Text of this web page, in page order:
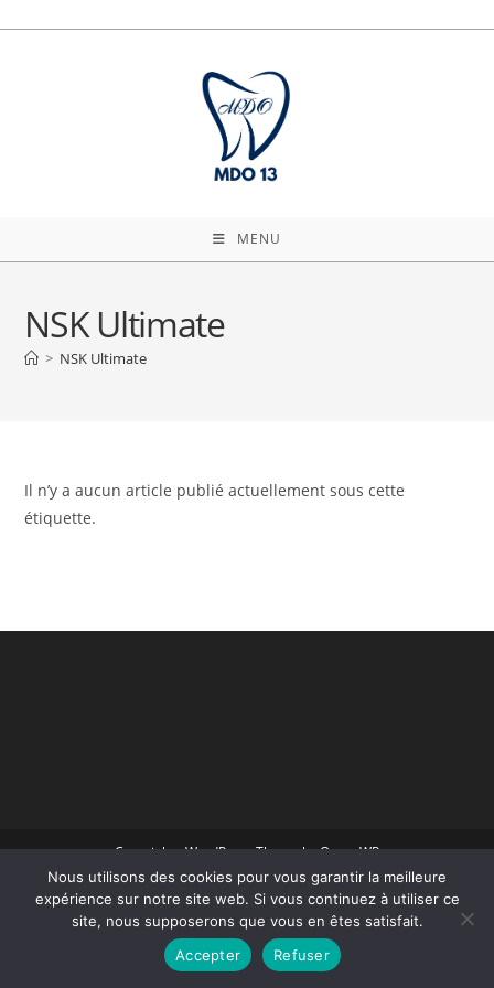
MENU
NSK Ultimate
> NSK Ultimate
Il n’y a aucun article publié actuellement sous cette
étiquette.
Copyright - WordPress Theme by OceanWP
Nous utilisons des cookies pour vous garantir la meilleure
expérience sur notre site web. Si vous continuez à utiliser ce
site, nous supposerons que vous en êtes satisfait.
Accepter
Refuser